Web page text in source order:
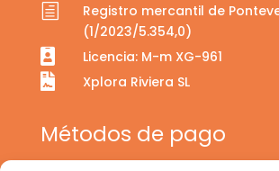
h
Registro mercantil de
(1/2023/5.354,0)
 Licencia: M-m XG-961
 Xplora Riviera SL
Métodos de pago